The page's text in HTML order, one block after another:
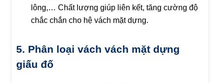
lông,… Chất lượng giúp liên kết, tăng cường độ
chắc chắn cho hệ vách mặt dựng.
5. Phân loại vách vách mặt dựng
giấu đố